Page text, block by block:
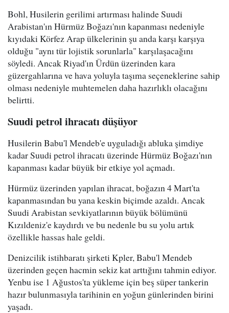
Bohl, Husilerin gerilimi artırması halinde Suudi
Arabistan'ın Hürmüz Boğazı'nın kapanması nedeniyle
kıyıdaki Körfez Arap ülkelerinin şu anda karşı karşıya
olduğu "aynı tür lojistik sorunlarla" karşılaşacağını
söyledi. Ancak Riyad'ın Ürdün üzerinden kara
güzergahlarına ve hava yoluyla taşıma seçeneklerine sahip
olması nedeniyle muhtemelen daha hazırlıklı olacağını
belirtti.
Suudi petrol ihracatı düşüyor
Husilerin Babu'l Mendeb'e uyguladığı abluka şimdiye
kadar Suudi petrol ihracatı üzerinde Hürmüz Boğazı'nın
kapanması kadar büyük bir etkiye yol açmadı.
Hürmüz üzerinden yapılan ihracat, boğazın 4 Mart'ta
kapanmasından bu yana keskin biçimde azaldı. Ancak
Suudi Arabistan sevkiyatlarının büyük bölümünü
Kızıldeniz'e kaydırdı ve bu nedenle bu su yolu artık
özellikle hassas hale geldi.
Denizcilik istihbaratı şirketi Kpler, Babu'l Mendeb
üzerinden geçen hacmin sekiz kat arttığını tahmin ediyor.
Yenbu ise 1 Ağustos'ta yükleme için beş süper tankerin
hazır bulunmasıyla tarihinin en yoğun günlerinden birini
yaşadı.